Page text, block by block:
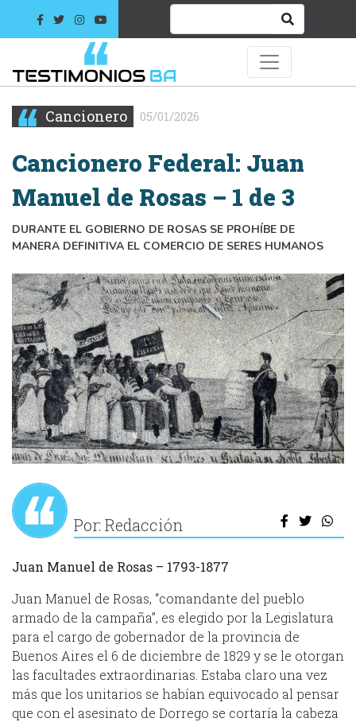
Cancionero 05/01/2026
Cancionero Federal: Juan
Manuel de Rosas – 1 de 3
DURANTE EL GOBIERNO DE ROSAS SE PROHÍBE DE
MANERA DEFINITIVA EL COMERCIO DE SERES HUMANOS
Por: Redacción
Juan Manuel de Rosas – 1793-1877
Juan Manuel de Rosas, “comandante del pueblo
armado de la campaña”, es elegido por la Legislatura
para el cargo de gobernador de la provincia de
Buenos Aires el 6 de diciembre de 1829 y se le otorgan
las facultades extraordinarias. Estaba claro una vez
más que los unitarios se habían equivocado al pensar
que con el asesinato de Dorrego se cortaría la cabeza